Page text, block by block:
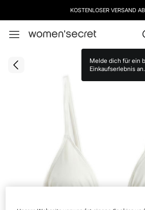
KOSTENLOSER VERSAND
Melde dich für ein
Einkaufserlebnis an.